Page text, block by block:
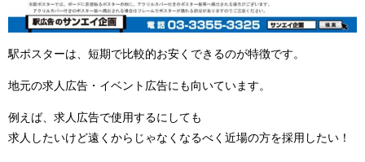
駅ポスターは、短期で比較的お安くできるのが特徴です。
地元の求人広告・イベント広告にも向いています。
例えば、求人広告で使用するにしても
求人したいけど遠くからじゃなくなるべく近場の方を採用したい！